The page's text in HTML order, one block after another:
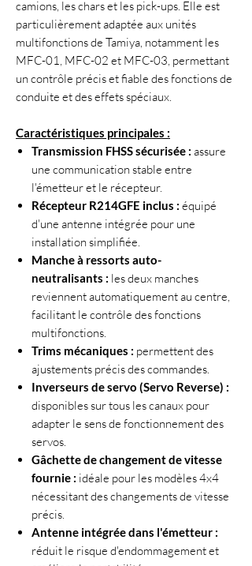
camions, les chars et les pick-ups. Elle est
particulièrement adaptée aux unités
multifonctions de Tamiya, notamment les
MFC-01, MFC-02 et MFC-03, permettant
un contrôle précis et fiable des fonctions de
conduite et des effets spéciaux.
Caractéristiques principales :
Transmission FHSS sécurisée : assure
une communication stable entre
l'émetteur et le récepteur.
Récepteur R214GFE inclus : équipé
d'une antenne intégrée pour une
installation simplifiée.
Manche à ressorts auto-
neutralisants : les deux manches
reviennent automatiquement au centre,
facilitant le contrôle des fonctions
multifonctions.
Trims mécaniques : permettent des
ajustements précis des commandes.
Inverseurs de servo (Servo Reverse) :
disponibles sur tous les canaux pour
adapter le sens de fonctionnement des
servos.
Gâchette de changement de vitesse
fournie : idéale pour les modèles 4x4
nécessitant des changements de vitesse
précis.
Antenne intégrée dans l'émetteur :
réduit le risque d'endommagement et